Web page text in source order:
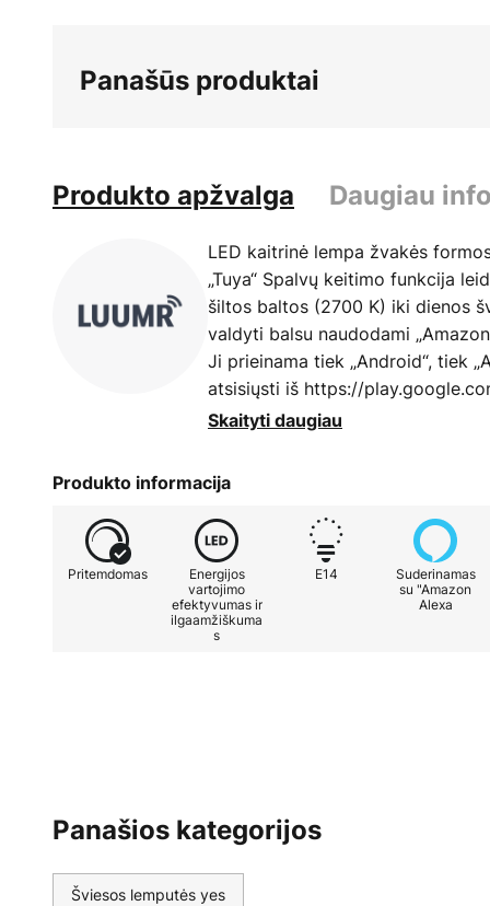
Panašūs produktai
Produkto apžvalga Daugiau
LED kaitrinė lempa žvakės
„Tuya“ Spalvų keitimo funkcija
šiltos baltos (2700 K) iki dienos
valdyti balsu naudodami
Ji prieinama tiek „Android“, tiek
atsisiųsti iš https://
id=luumr.app&hl=en_US arba
Skaityti daugiau
Produkto informacija
Pritemdomas
Energijos
vartojimo
efektyvumas ir
ilgaamžiškuma
s
E14
Suderinamas
su "Amazon
Alexa
Panašios kategorijos
Šviesos lemputės yes